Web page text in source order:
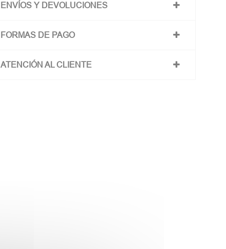
ENVÍOS Y DEVOLUCIONES
FORMAS DE PAGO
ATENCIÓN AL CLIENTE